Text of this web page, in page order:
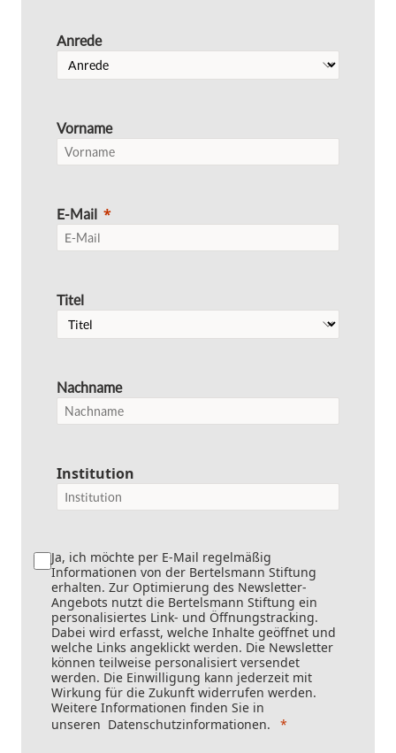
Anrede
Vorname
E-Mail
Titel
Nachname
Institution
Ja, ich möchte per E-Mail regelmäßig
Informationen von der Bertelsmann Stiftung
erhalten. Zur Optimierung des Newsletter-
Angebots nutzt die Bertelsmann Stiftung ein
personalisiertes Link- und Öffnungstracking.
Dabei wird erfasst, welche Inhalte geöffnet und
welche Links angeklickt werden. Die Newsletter
können teilweise personalisiert versendet
werden. Die Einwilligung kann jederzeit mit
Wirkung für die Zukunft widerrufen werden.
Weitere Informationen finden Sie in
unseren Datenschutzinformationen.